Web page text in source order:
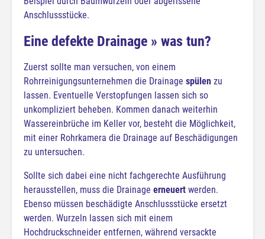
Anschlussstücke.
Eine defekte Drainage » was tun?
Zuerst sollte man versuchen, von einem
Rohrreinigungsunternehmen die Drainage spülen zu
lassen. Eventuelle Verstopfungen lassen sich so
unkompliziert beheben. Kommen danach weiterhin
Wassereinbrüche im Keller vor, besteht die Möglichkeit,
mit einer Rohrkamera die Drainage auf Beschädigungen
zu untersuchen.
Sollte sich dabei eine nicht fachgerechte Ausführung
herausstellen, muss die Drainage erneuert werden.
Ebenso müssen beschädigte Anschlussstücke ersetzt
werden. Wurzeln lassen sich mit einem
Hochdruckschneider entfernen, während versackte